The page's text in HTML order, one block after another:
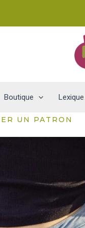
Boutique Lexique
UN PATRON